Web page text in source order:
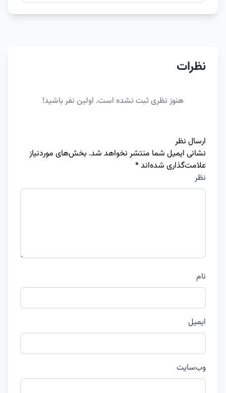
نظرات
هنوز نظری ثبت نشده است. اولین نفر باشید!
ارسال نظر
نشانی ایمیل شما منتشر نخواهد شد. بخش‌های موردنیاز
علامت‌گذاری شده‌اند*
نظر
نام
ایمیل
وب‌سایت